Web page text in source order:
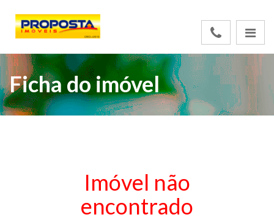
Ficha do imóvel
Imóvel não
encontrado